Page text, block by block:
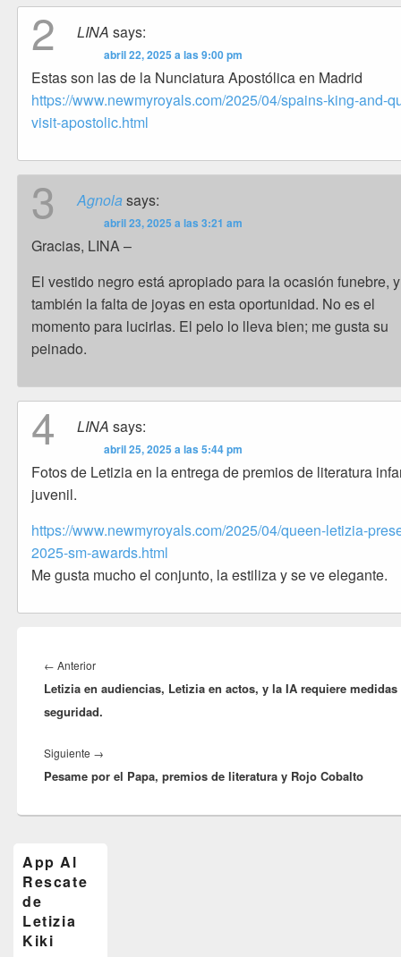
2 LINA says:
abril 22, 2025 a las 9:00 pm
Estas son las de la Nunciatura Apostólica en Madrid
https://www.newmyroyals.com/2025/04/spains-king-and-
visit-apostolic.html
3 Agnolasays:
abril 23, 2025 a las 3:21 am
Gracias, LINA –
El vestido negro está apropiado para la ocasión funebre, y
también la falta de joyas en esta oportunidad. No es el
momento para lucirlas. El pelo lo lleva bien; me gusta su
peinado.
4 LINA says:
abril 25, 2025 a las 5:44 pm
Fotos de Letizia en la entrega de premios de literatura
juvenil.
https://www.newmyroyals.com/2025/04/queen-letizia-
2025-sm-awards.html
Me gusta mucho el conjunto, la estiliza y se ve elegante.
de
entradas
← AnteriorEntrada
anterior:
Letizia en audiencias, Letizia en actos, y la IA requiere medidas
seguridad.
Siguiente →
siguiente:
Pesame por el Papa, premios de literatura y Rojo Cobalto
área
widget
barra
lateral
primaria
App Al
Rescate
de
Letizia
Kiki